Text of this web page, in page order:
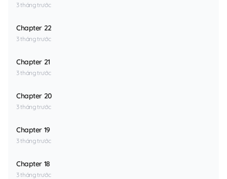
3 tháng trước
Chapter 22
3 tháng trước
Chapter 21
3 tháng trước
Chapter 20
3 tháng trước
Chapter 19
3 tháng trước
Chapter 18
3 tháng trước